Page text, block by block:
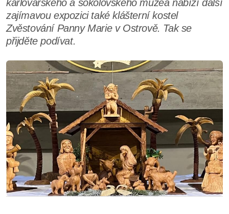
karlovarského a sokolovského muzea nabízí další
zajímavou expozici také klášterní kostel
Zvěstování Panny Marie v Ostrově. Tak se
přijděte podívat.